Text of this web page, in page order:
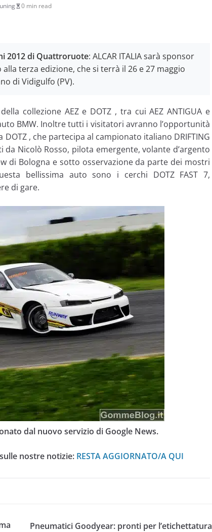
0 min read
2012 di Quattroruote: ALCAR ITALIA sarà sponsor
alla terza edizione, che si terrà il 26 e 27 maggio
di Vidigulfo (PV).
collezione AEZ e DOTZ , tra cui AEZ ANTIGUA e
BMW. Inoltre tutti i visitatori avranno l’opportunità
DOTZ , che partecipa al campionato italiano DRIFTING
Nicolò Rosso, pilota emergente, volante d’argento
di Bologna e sotto osservazione da parte dei mostri
bellissima auto sono i cerchi DOTZ FAST 7,
di gare.
dal nuovo servizio di Google News.
nostre notizie: RESTA AGGIORNATO/A QUI
Pneumatici Goodyear: pronti per l’etichettatura